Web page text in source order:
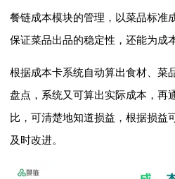
餐链成本模块的管理，以菜品标准
保证菜品出品的稳定性，还能为成
根据成本卡系统自动算出食材、菜
盘点，系统又可算出实际成本，再
比，可清楚地知道损益，根据损益
及时改进。